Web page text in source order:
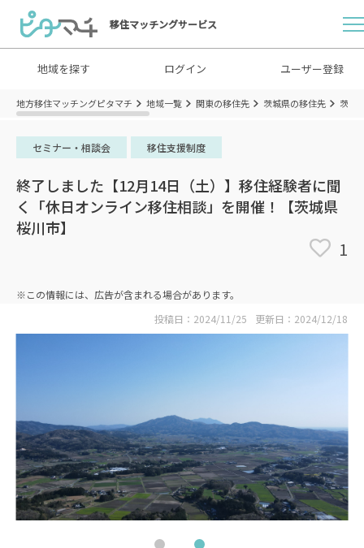
移住マッチングサービス
地域を探す ログイン ユーザー登録
地方移住マッチングピタマチ 地域一覧 関東の移住先 茨城県の移住先 茨城
セミナー・相談会 移住支援制度
終了しました【12月14日（土）】移住経験者に聞
く「休日オンライン移住相談」を開催！【茨城県
桜川市】
1
※この情報には、広告が含まれる場合があります。
投稿日：2024/11/25
更新日：2024/12/18